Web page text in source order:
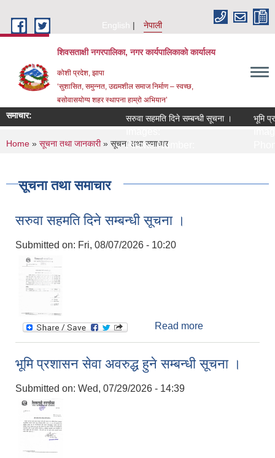
English
नेपाली
शिवसताक्षी नगरपालिका, नगर कार्यपालिकाकाे कार्यालय
कोशी प्रदेश, झापा
‘सुशासित, समुन्‍नत, उद्यमशील समाज निर्माण – स्वच्छ,
बसोवासयोग्य शहर स्थापना हाम्रो अभियान’
समाचार: सरुवा सहमति दिने सम्बन्धी सूचना ।
Phone Number:
भूमि
You are here
Home » सूचना तथा जानकारी» सूचना तथा समाचार
सूचना तथा समाचार
सरुवा सहमति दिने सम्बन्धी सूचना ।
Submitted on: Fri, 08/07/2026 - 10:20
Read more
भूमि प्रशासन सेवा अवरुद्ध हुने सम्बन्धी सूचना ।
Submitted on: Wed, 07/29/2026 - 14:39